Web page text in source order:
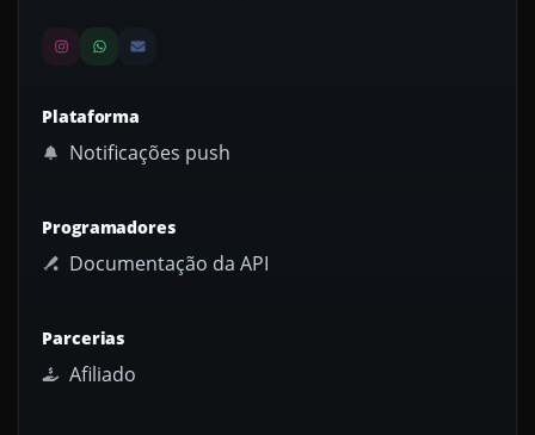
Plataforma
Notificações push
Programadores
Documentação da API
Parcerias
Afiliado